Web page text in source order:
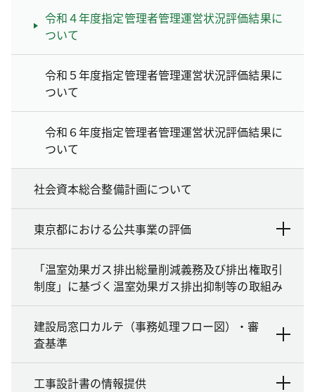
令和４年度指定管理者管理運営状況評価結果に
ついて
令和５年度指定管理者管理運営状況評価結果に
ついて
令和６年度指定管理者管理運営状況評価結果に
ついて
社会資本総合整備計画について
東京都における公共事業の評価
「温室効果ガス排出総量削減義務及び排出権取引
制度」に基づく温室効果ガス排出抑制等の取組み
建設局窓口カルテ（事務処理フロー図）・審
査基準
工事設計書の情報提供